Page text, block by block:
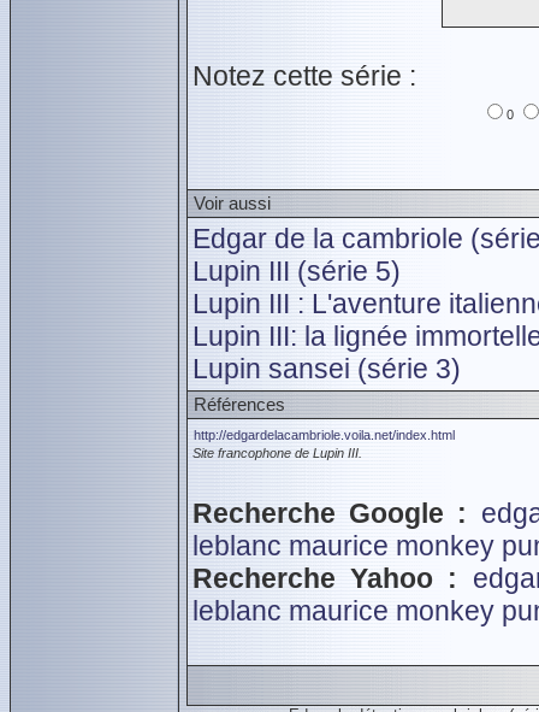
Notez cette série :
0
Voir aussi
Edgar de la cambriole
Lupin III (série 5)
Lupin III : L'aventure
Lupin III: la lignée
Lupin sansei (série 3)
Références
http://edgardelacambriole.voila.net/index.html
Site francophone de Lupin III.
Recherche Google :
leblanc maurice monkey
Recherche Yahoo :
leblanc maurice monkey